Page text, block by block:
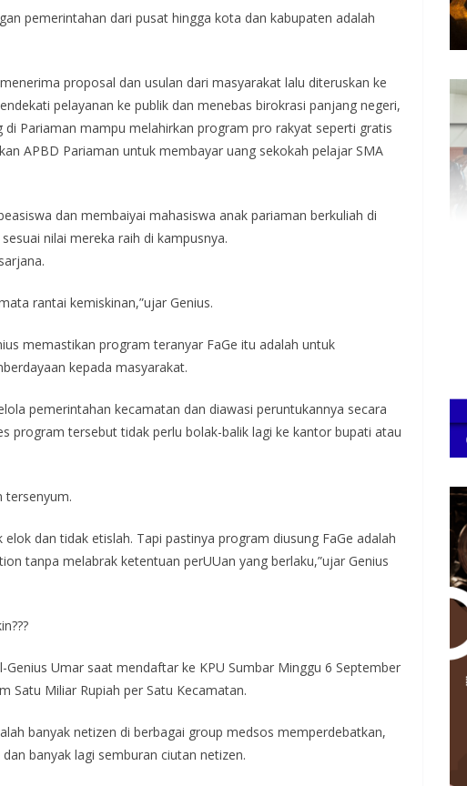
pemerintahan dari pusat hingga kota dan kabupaten adalah
proposal dan usulan dari masyarakat lalu diteruskan ke
pelayanan ke publik dan menebas birokrasi panjang negeri,
di Pariaman mampu melahirkan program pro rakyat seperti gratis
APBD Pariaman untuk membayar uang sekokah pelajar SMA
dan membaiyai mahasiswa anak pariaman berkuliah di
nilai mereka raih di kampusnya.
rantai kemiskinan,”ujar Genius.
memastikan program teranyar FaGe itu adalah untuk
kepada masyarakat.
pemerintahan kecamatan dan diawasi peruntukannya secara
program tersebut tidak perlu bolak-balik lagi ke kantor bupati atau
tersenyum.
dan tidak etislah. Tapi pastinya program diusung FaGe adalah
tanpa melabrak ketentuan perUUan yang berlaku,”ujar Genius
Umar saat mendaftar ke KPU Sumbar Minggu 6 September
Satu Miliar Rupiah per Satu Kecamatan.
banyak netizen di berbagai group medsos memperdebatkan,
banyak lagi semburan ciutan netizen.